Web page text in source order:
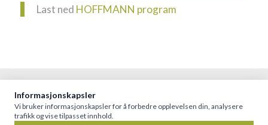
Last ned HOFFMANN program
Informasjonskapsler